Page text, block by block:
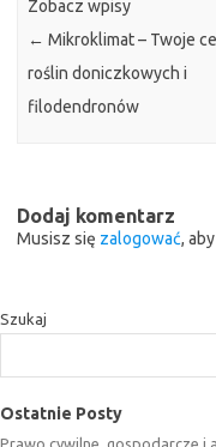
Zobacz wpisy
← Mikroklimat – Twoje
roślin doniczkowych i
filodendronów
Dodaj komentarz
Musisz się zalogować,
Szukaj
Ostatnie Posty
Prawo cywilne, gospodarcze i